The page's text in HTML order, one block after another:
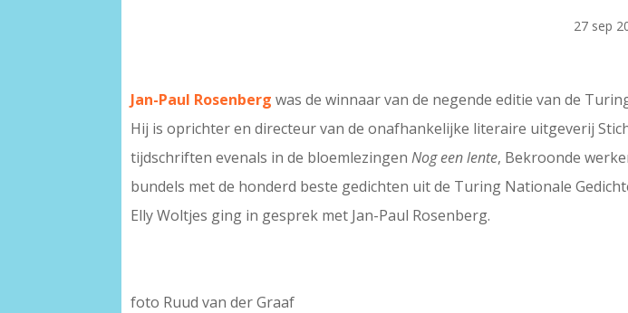
27 sep
Jan-Paul Rosenberg was de winnaar van de negende editie van de
Hij is oprichter en directeur van de onafhankelijke literaire uitgeverij
tijdschriften evenals in de bloemlezingenNog een lente, Bekroonde
bundels met de honderd beste gedichten uit de Turing Nationale
Elly Woltjes ging in gesprek met Jan-Paul Rosenberg.
foto Ruud van der Graaf